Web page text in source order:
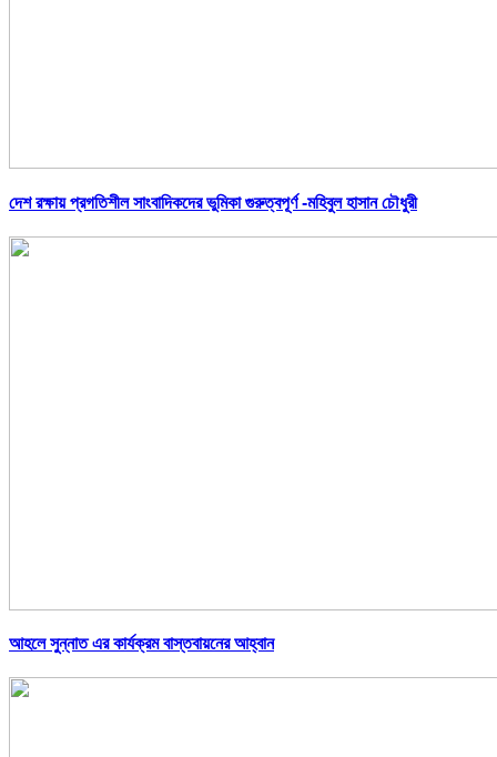
দেশ রক্ষায় প্রগতিশীল সাংবাদিকদের ভুমিকা গুরুত্বপূর্ণ -মহিবুল হাসান চৌধুরী
আহলে সুন্নাত এর কার্যক্রম বাস্তবায়নের আহ্বান